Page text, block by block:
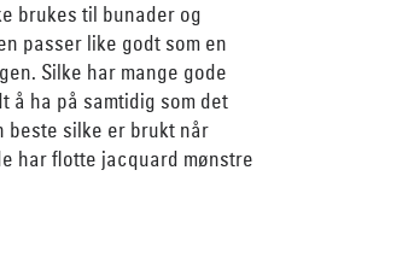
brukes til bunader og
passer like godt som en
Silke har mange gode
å ha på samtidig som det
beste silke er brukt når
har flotte jacquard mønstre